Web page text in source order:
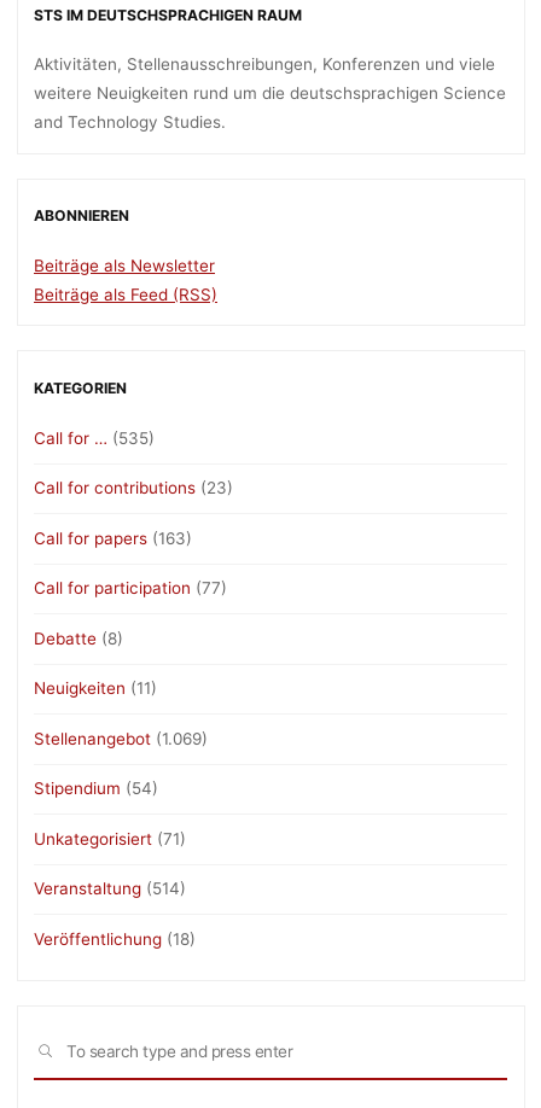
STS IM DEUTSCHSPRACHIGEN RAUM
Aktivitäten, Stellenausschreibungen, Konferenzen und viele
weitere Neuigkeiten rund um die deutschsprachigen Science
and Technology Studies.
ABONNIEREN
Beiträge als Newsletter
Beiträge als Feed (RSS)
KATEGORIEN
Call for … (535)
Call for contributions (23)
Call for papers (163)
Call for participation (77)
Debatte (8)
Neuigkeiten (11)
Stellenangebot (1.069)
Stipendium (54)
Unkategorisiert (71)
Veranstaltung (514)
Veröffentlichung (18)
SEARCH